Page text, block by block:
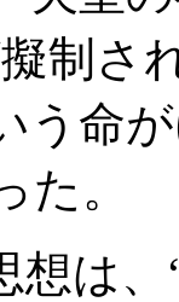
制さ
う命
た。
想は